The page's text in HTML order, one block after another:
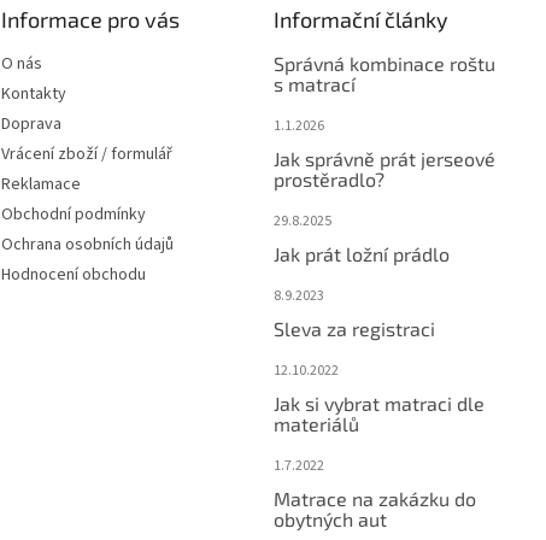
Informace pro vás
O nás
Kontakty
Doprava
Vrácení zboží / formulář
Reklamace
Obchodní podmínky
Ochrana osobních údajů
Hodnocení obchodu
Informační články
Správná kombinace roštu
s matrací
1.1.2026
Jak správně prát jerseové
prostěradlo?
29.8.2025
Jak prát ložní prádlo
8.9.2023
Sleva za registraci
12.10.2022
Jak si vybrat matraci dle
materiálů
1.7.2022
Matrace na zakázku do
obytných aut